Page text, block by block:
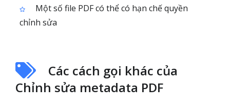
Một số file PDF có thể có hạn chế quyền
chỉnh sửa
Các cách gọi khác của
Chỉnh sửa metadata PDF